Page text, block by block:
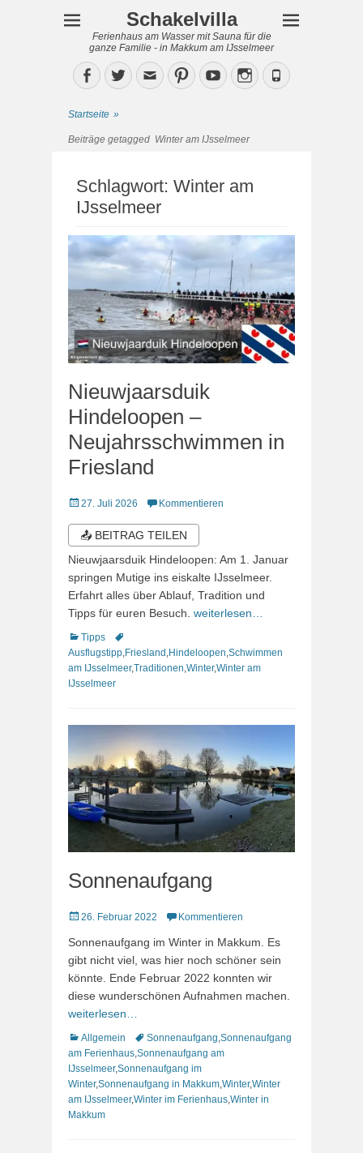
Schakelvilla
Ferienhaus am Wasser mit Sauna für die
ganze Familie - in Makkum am IJsselmeer
Facebook
TwitterEmailPinterestYouTubeInstagram
Phone
Startseite »
Beiträge getagged Winter am IJsselmeer
Schlagwort: Winter am
IJsselmeer
Nieuwjaarsduik
Hindeloopen –
Neujahrsschwimmen in
Friesland
Veröffentlicht
27. Juli 2026 Kommentieren
📤 BEITRAG TEILEN
Nieuwjaarsduik Hindeloopen: Am 1. Januar
springen Mutige ins eiskalte IJsselmeer.
Erfahrt alles über Ablauf, Tradition und
Tipps für euren Besuch. weiterlesen…
Kategorien
Tipps
Schlagworte
Ausflugstipp Friesland Hindeloopen Schwimmen
am IJsselmeer,Traditionen Winter,Winter am
IJsselmeer
Sonnenaufgang
Veröffentlicht
26. Februar 2022 Kommentieren
Sonnenaufgang im Winter in Makkum. Es
gibt nicht viel, was hier noch schöner sein
könnte. Ende Februar 2022 konnten wir
diese wunderschönen Aufnahmen machen.
weiterlesen…
Kategorien
Allgemein Schlagworte
Sonnenaufgang,Sonnenaufgang
am Ferienhaus,Sonnenaufgang am
IJsselmeer,Sonnenaufgang im
Winter,Sonnenaufgang in Makkum,Winter,Winter
am IJsselmeer,Winter im Ferienhaus,Winter in
Makkum